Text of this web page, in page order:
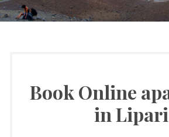
Book Online
in Lipari